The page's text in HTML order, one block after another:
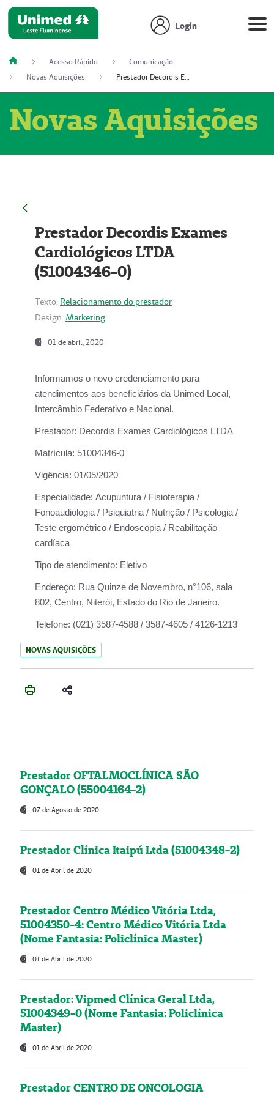
Login
Acesso Rápido
Comunicação
Novas Aquisições
Prestador Decordis Exames Cardiológicos LTDA (51004346-0)
Novas Aquisições
Prestador Decordis Exames
Cardiológicos LTDA
(51004346-0)
Texto: Relacionamento do prestador
Design: Marketing
01 de abril, 2020
Informamos o novo credenciamento para
atendimentos aos beneficiários da Unimed Local,
Intercâmbio Federativo e Nacional.
Prestador: Decordis Exames Cardiológicos LTDA
Matrícula: 51004346-0
Vigência: 01/05/2020
Especialidade: Acupuntura / Fisioterapia /
Fonoaudiologia / Psiquiatria / Nutrição / Psicologia /
Teste ergométrico / Endoscopia / Reabilitação
cardíaca
Tipo de atendimento: Eletivo
Endereço: Rua Quinze de Novembro, n°106, sala
802, Centro, Niterói, Estado do Rio de Janeiro.
Telefone: (021) 3587-4588 / 3587-4605 / 4126-1213
NOVAS AQUISIÇÕES
Prestador OFTALMOCLÍNICA SÃO
GONÇALO (55004164-2)
07 de Agosto de 2020
Prestador Clínica Itaipú Ltda (51004348-2)
01 de Abril de 2020
Prestador Centro Médico Vitória Ltda,
51004350-4: Centro Médico Vitória Ltda
(Nome Fantasia: Policlínica Master)
01 de Abril de 2020
Prestador: Vipmed Clínica Geral Ltda,
51004349-0 (Nome Fantasia: Policlínica
Master)
01 de Abril de 2020
Prestador CENTRO DE ONCOLOGIA